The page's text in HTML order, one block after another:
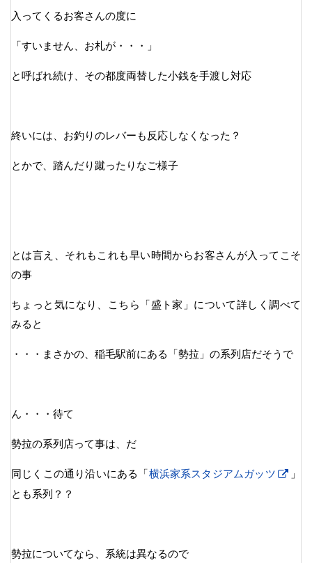
入ってくるお客さんの度に
「すいません、お札が・・・」
と呼ばれ続け、その都度両替した小銭を手渡し対応
終いには、お釣りのレバーも反応しなくなった？
とかで、踏んだり蹴ったりなご様子
とは言え、それもこれも早い時間からお客さんが入ってこそ
の事
ちょっと気になり、こちら「盛ト家」について詳しく調べて
みると
・・・まさかの、稲毛駅前にある「勢拉」の系列店だそうで
ん・・・待て
勢拉の系列店って事は、だ
同じくこの通り沿いにある「横浜家系スタジアムガッツ
」
とも系列？？
勢拉についてなら、系統は異なるので